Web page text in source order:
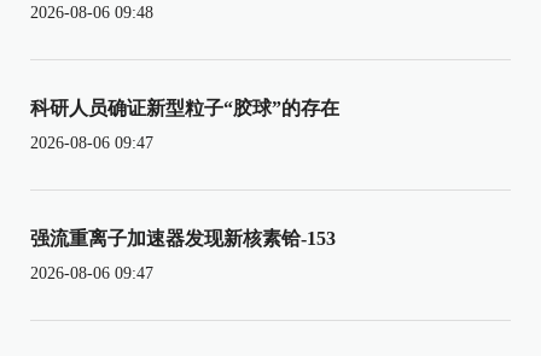
2026-08-06 09:48
科研人员确证新型粒子“胶球”的存在
2026-08-06 09:47
强流重离子加速器发现新核素铪-153
2026-08-06 09:47